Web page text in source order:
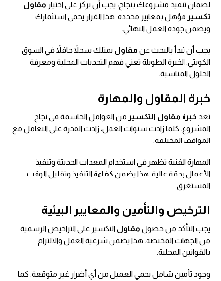
لضمان تنفيذ مشروعك بنجاح، يجب أن تركز على اختيار مقاول
تكسير مؤهل بمعايير محددة. هذا القرار يحمي استثمارك
ويضمن جودة العمل النهائي.
يجب أن تبدأ بالبحث عن مقاول يمتلك سجلاً حافلاً في السوق
الكويتي. الخبرة الطويلة تعني فهم التحديات المحلية ومعرفة
الحلول المناسبة.
خبرة المقاول والمهارة
تعد خبرة مقاول التكسير من العوامل الحاسمة في نجاح
المشروع. كلما زادت سنوات العمل، زادت القدرة على التعامل مع
المواقف المختلفة.
المهارة الفنية تظهر في استخدام المعدات الحديثة وتنفيذ
الأعمال بدقة عالية. هذا يضمن كفاءة التنفيذ وتقليل الوقت
المستغرق.
الترخيص والتأمين والمعايير البيئية
يجب التأكد من حصول مقاول التكسير على التراخيص الرسمية
من الجهات المختصة. هذا يضمن شرعية العمل والالتزام
بالقوانين المحلية.
وجود تأمين شامل يحمي العميل من أي أضرار غير متوقعة. كما